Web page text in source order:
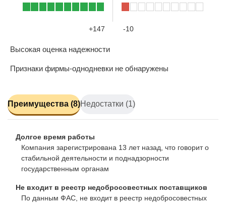
+147 -10
Высокая оценка надежности
Признаки фирмы-однодневки не обнаружены
Преимущества (8)Недостатки (1)
Долгое время работы
Компания зарегистрирована 13 лет назад, что говорит о
стабильной деятельности и поднадзорности
государственным органам
Не входит в реестр недобросовестных поставщиков
По данным ФАС, не входит в реестр недобросовестных